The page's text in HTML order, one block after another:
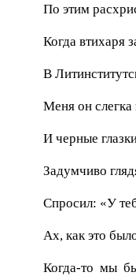
По этим
Когда втихаря
В
Меня он слегка
И черные
Задумчиво
Спросил: «У
Ах, как это
Когда-то мы